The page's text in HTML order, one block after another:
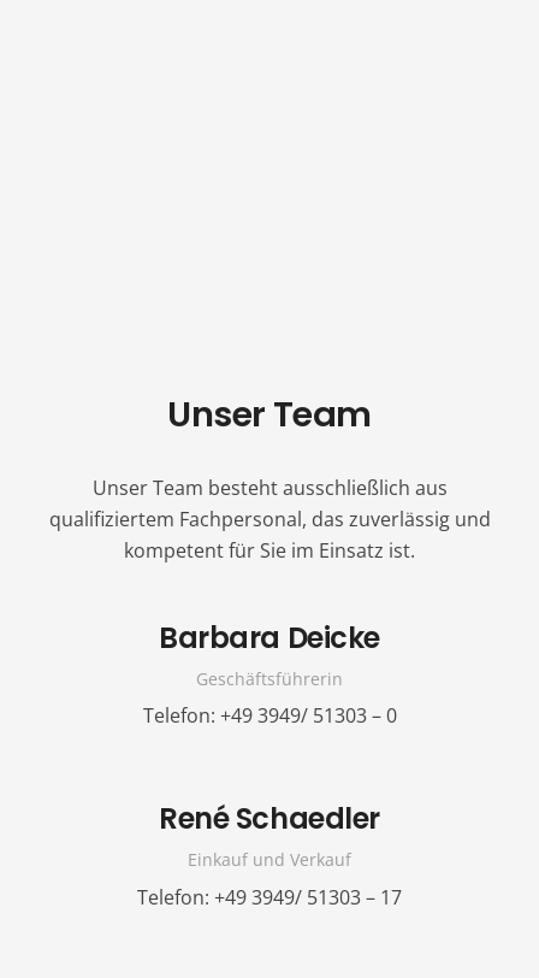
Unser Team
Unser Team besteht ausschließlich aus
qualifiziertem Fachpersonal, das zuverlässig und
kompetent für Sie im Einsatz ist.
Barbara Deicke
Geschäftsführerin
Telefon: +49 3949/ 51303 – 0
René Schaedler
Einkauf und Verkauf
Telefon: +49 3949/ 51303 – 17